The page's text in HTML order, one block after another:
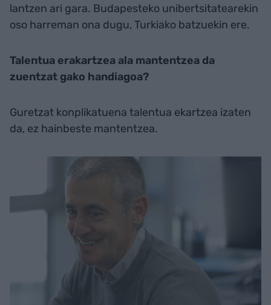
lantzen ari gara. Budapesteko unibertsitatearekin
oso harreman ona dugu, Turkiako batzuekin ere.
Talentua erakartzea ala mantentzea da
zuentzat gako handiagoa?
Guretzat konplikatuena talentua ekartzea izaten
da, ez hainbeste mantentzea.